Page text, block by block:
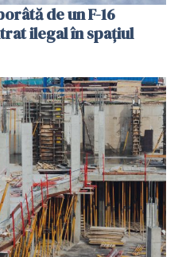
de un F-16
ilegal în spațiul